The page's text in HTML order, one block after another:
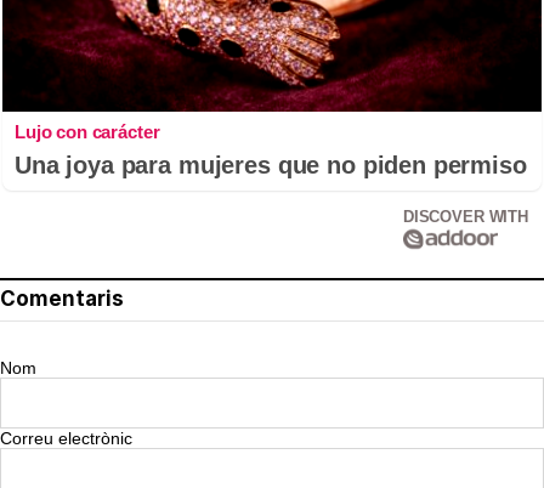
Lujo con carácter
Una joya para mujeres que no piden permiso
DISCOVER WITH
Comentaris
Nom
Correu electrònic